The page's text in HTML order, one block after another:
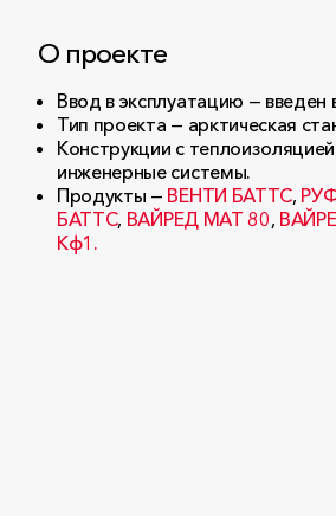
О проекте
Ввод в эксплуатацию — введен
Тип проекта — арктическая
Конструкции с
инженерные системы.
Продукты — ВЕНТИ БАТТС,
БАТТС, ВАЙРЕД МАТ 80,
Кф1.